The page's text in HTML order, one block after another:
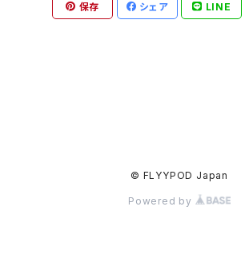
保存 シェア LINE
© FLYYPOD Japan
Powered by